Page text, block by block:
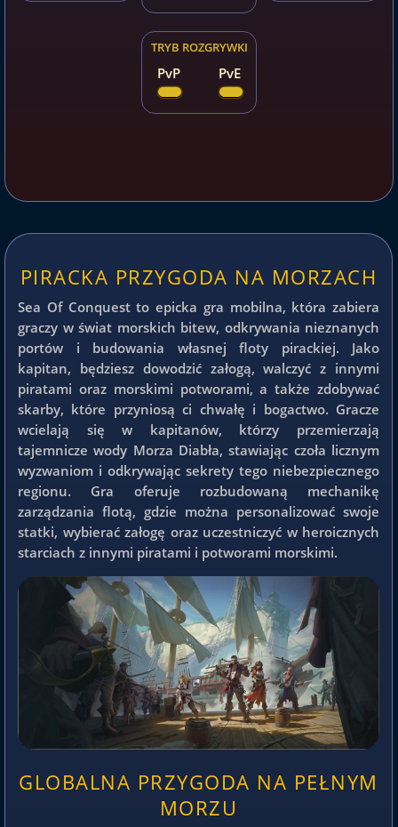
TRYB ROZGRYWKI
PvP PvE
PIRACKA PRZYGODA NA MORZACH
Sea Of Conquest to epicka gra mobilna, która zabiera
graczy w świat morskich bitew, odkrywania nieznanych
portów i budowania własnej floty pirackiej. Jako
kapitan, będziesz dowodzić załogą, walczyć z innymi
piratami oraz morskimi potworami, a także zdobywać
skarby, które przyniosą ci chwałę i bogactwo. Gracze
wcielają się w kapitanów, którzy przemierzają
tajemnicze wody Morza Diabła, stawiając czoła licznym
wyzwaniom i odkrywając sekrety tego niebezpiecznego
regionu. Gra oferuje rozbudowaną mechanikę
zarządzania flotą, gdzie można personalizować swoje
statki, wybierać załogę oraz uczestniczyć w heroicznych
starciach z innymi piratami i potworami morskimi.
GLOBALNA PRZYGODA NA PEŁNYM
MORZU